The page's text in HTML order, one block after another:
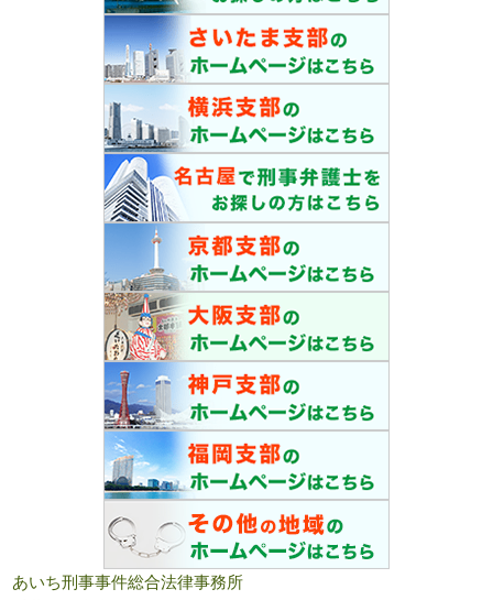
あいち刑事事件総合法律事務所